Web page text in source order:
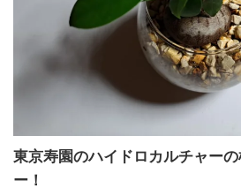
東京寿園のハイドロカルチャー
ー！